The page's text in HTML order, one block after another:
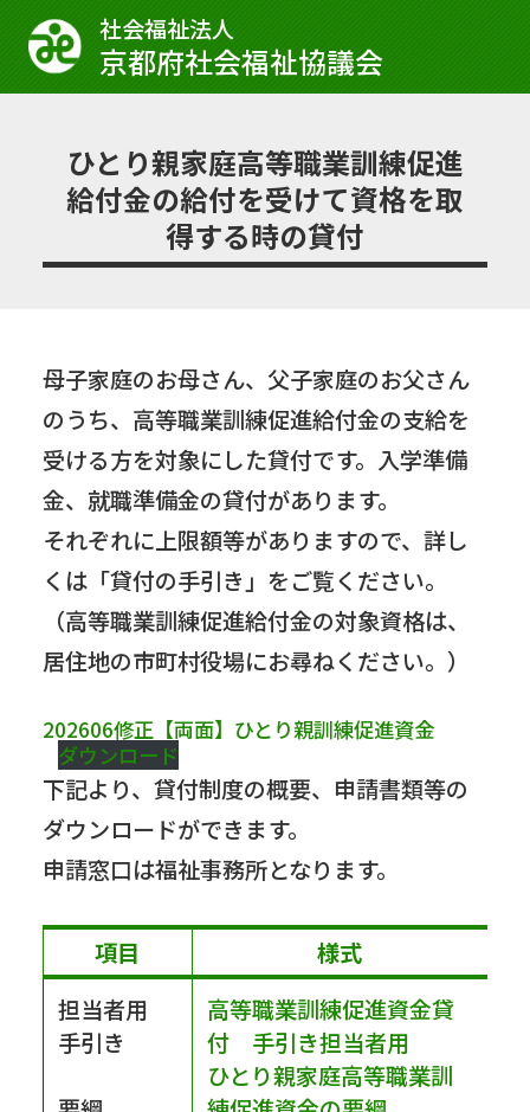
社会福祉法⼈
京都府社会福祉協議会
ひとり親家庭高等職業訓練促進
給付金の給付を受けて資格を取
得する時の貸付
母子家庭のお母さん、父子家庭のお父さん
のうち、高等職業訓練促進給付金の支給を
受ける方を対象にした貸付です。入学準備
金、就職準備金の貸付があります。
それぞれに上限額等がありますので、詳し
くは「貸付の手引き」をご覧ください。
（高等職業訓練促進給付金の対象資格は、
居住地の市町村役場にお尋ねください。）
202606修正【両面】ひとり親訓練促進資金
ダウンロード
下記より、貸付制度の概要、申請書類等の
ダウンロードができます。
申請窓口は福祉事務所となります。
項目
様式
担当者用
手引き
高等職業訓練促進資金貸
付 手引き担当者用
ひとり親家庭高等職業訓